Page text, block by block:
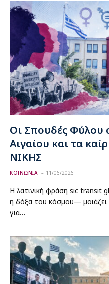
Οι Σπουδές Φύλου
Αιγαίου και τα
ΝΙΚΗΣ
ΚΟΙΝΩΝΙΑ 11/06/2026
Η λατινική φράση sic transit
η δόξα του κόσμου—
για…